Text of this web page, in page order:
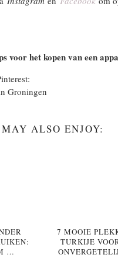
voor het kopen van een
ALSO ENJOY:
…
7 MOOIE
TURKIJE